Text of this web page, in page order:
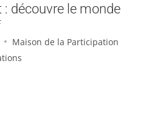
: découvre le monde
Maison de la Participation